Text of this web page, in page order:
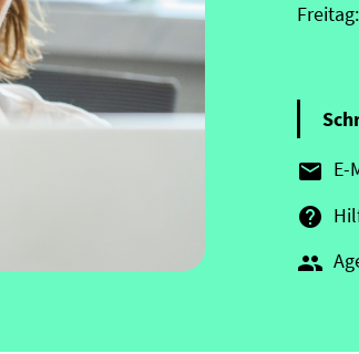
Freitag:
 E-

